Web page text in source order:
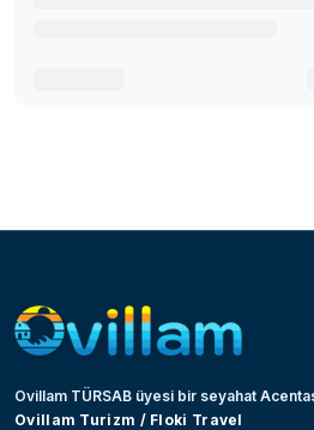
Ovillam TÜRSAB üyesi bir seyahat
Ovillam Turizm / Floki Travel